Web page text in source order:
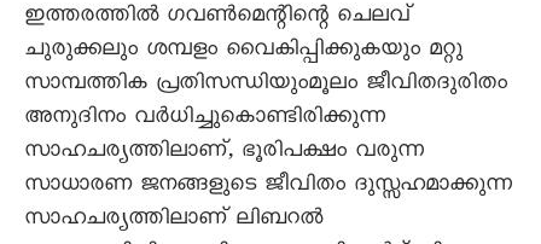
ഇത്തരത്തിൽ ഗവൺമെന്റിന്റെ ചെലവ്
ചുരുക്കലും ശമ്പളം വൈകിപ്പിക്കുകയും മറ്റു
സാമ്പത്തിക പ്രതിസന്ധിയുംമൂലം ജീവിതദുരിതം
അനുദിനം വർധിച്ചുകൊണ്ടിരിക്കുന്ന
സാഹചര്യത്തിലാണ്, ഭൂരിപക്ഷം വരുന്ന
സാധാരണ ജനങ്ങളുടെ ജീവിതം ദുസ്സഹമാക്കുന്ന
സാഹചര്യത്തിലാണ് ലിബറൽ